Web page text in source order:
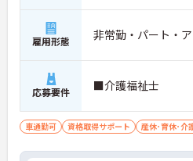
雇用形態 非常勤・パート・
応募要件 ■介護福祉士
車通勤可 資格取得サポート 産休･育休･介